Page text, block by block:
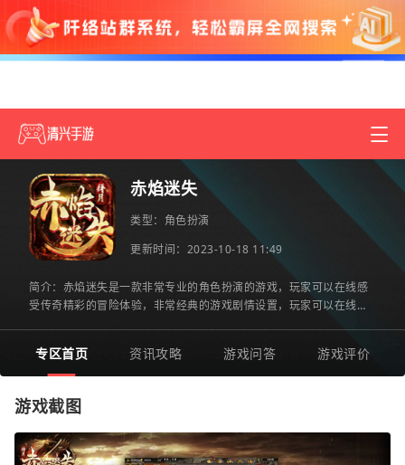
赤焰迷失
类型： 角色扮演
更新时间：2023-10-18 11:49
简介：赤焰迷失是一款非常专业的角色扮演的游戏，玩家可以在线感
受传奇精彩的冒险体验，非常经典的游戏剧情设置，玩家可以在线解
专区首页 资讯攻略 游戏问答 游戏评价
游戏截图